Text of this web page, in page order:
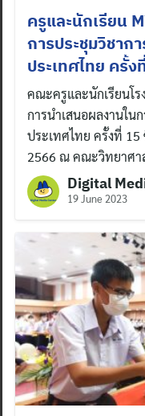
ครูและนักเรียน
การประชุมวิชา
ประเทศไทย ครั้ง
คณะครูและนักเรียนโ
การนำเสนอผลงานใ
ประเทศไทย ครั้งที่
2566 ณ คณะวิทยาศา
Digital
19 June 2023